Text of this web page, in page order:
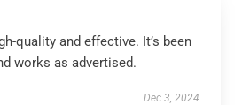
quality and effective. It’s been
works as advertised.
Dec 3, 2024